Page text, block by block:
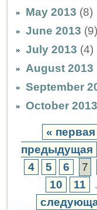
May 2013 (8)
June 2013 (9)
July 2013 (4)
August 2013
September
October 2013
« первая
предыдущая
4
5 6 7
10
11